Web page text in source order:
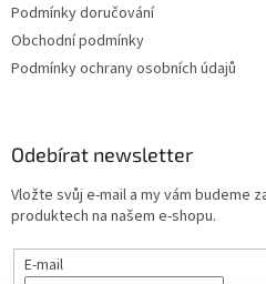
Podmínky doručování
Obchodní podmínky
Podmínky ochrany osobních údajů
Odebírat newsletter
Vložte svůj e-mail a my vám budeme
produktech na našem e-shopu.
E-mail